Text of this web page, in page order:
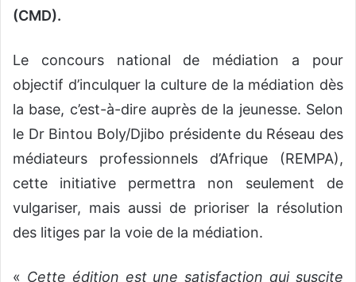
(CMD).
Le concours national de médiation a pour
objectif d’inculquer la culture de la médiation dès
la base, c’est-à-dire auprès de la jeunesse. Selon
le Dr Bintou Boly/Djibo présidente du Réseau des
médiateurs professionnels d’Afrique (REMPA),
cette initiative permettra non seulement de
vulgariser, mais aussi de prioriser la résolution
des litiges par la voie de la médiation.
« Cette édition est une satisfaction qui suscite